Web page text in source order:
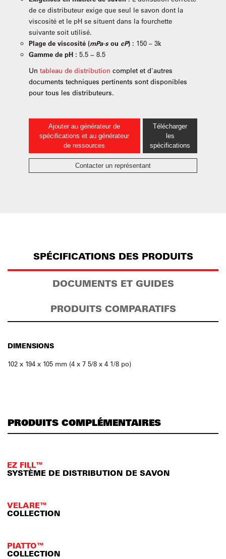
de ce distributeur exige que seul le savon dont la
viscosité et le pH se situent dans la fourchette
suivante soit utilisé.
Plage de viscosité (mPa·sou cP) : 150 – 3k
Gamme de pH : 5.5 ~ 8.5
Un tableau de distribution complet et d'autres
documents techniques pertinents sont disponibles
pour tous les distributeurs.
Ajouter au générateur de
spécifications et au générateur
de ressources
Télécharger
les
spécifications
Contacter un représentant
SPÉCIFICATIONS DES PRODUITS
DOCUMENTS ET GUIDES
PRODUITS COMPARATIFS
DIMENSIONS
102 x 194 x 105 mm (4 x 7 5/8 x 4 1/8 po)
PRODUITS COMPLÉMENTAIRES
EZ FILL™
SYSTÈME DE DISTRIBUTION DE SAVON
VELARE™
COLLECTION
PIATTO™
COLLECTION